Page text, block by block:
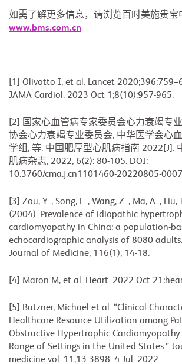
如需了解更多信息，请浏览百时美施贵宝
www.bms.com.cn
[1] Olivotto I, et al. Lancet
JAMA Cardiol. 2023 Oct 1;8(10):957-965.
[2] 国家心血管病专家委员会心力衰竭专
协会心力衰竭专业委员会, 中华医学会心
学组, 等. 中国肥厚型心肌病指南 2022[J].
肌病杂志, 2022, 6(2): 80-105. DOI:
10.3760/cma.j.cn1101460-20220805-
[3] Zou, Y. , Song, L. , Wang, Z. , Ma, A. , Liu,
(2004). Prevalence of idiopathic
cardiomyopathy in China: a population-
echocardiographic analysis of 8080
Journal of Medicine, 116(1), 14-18.
[4] Maron M, et al. Heart. 2022 Oct
[5] Butzner, Michael et al. “Clinical
Healthcare Resource Utilization among
Obstructive Hypertrophic
Range of Settings in the United States.”
medicine vol. 11,13 3898. 4 Jul. 2022